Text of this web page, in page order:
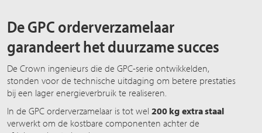
De GPC orderverzamelaar
garandeert het duurzame succes
De Crown ingenieurs die de GPC-serie ontwikkelden,
stonden voor de technische uitdaging om betere prestaties
bij een lager energieverbruik te realiseren.
In de GPC orderverzamelaar is tot wel 200 kg extra staal
verwerkt om de kostbare componenten achter de